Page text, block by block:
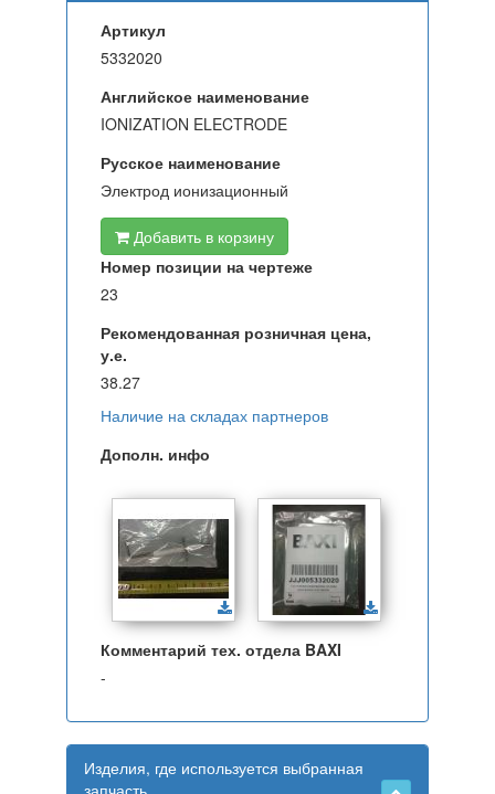
Артикул
5332020
Английское наименование
IONIZATION ELECTRODE
Русское наименование
Электрод ионизационный
Добавить в корзину
Номер позиции на чертеже
23
Рекомендованная розничная цена,
у.е.
38.27
Наличие на складах партнеров
Дополн. инфо
Комментарий тех. отдела BAXI
-
Изделия, где используется выбранная
запчасть